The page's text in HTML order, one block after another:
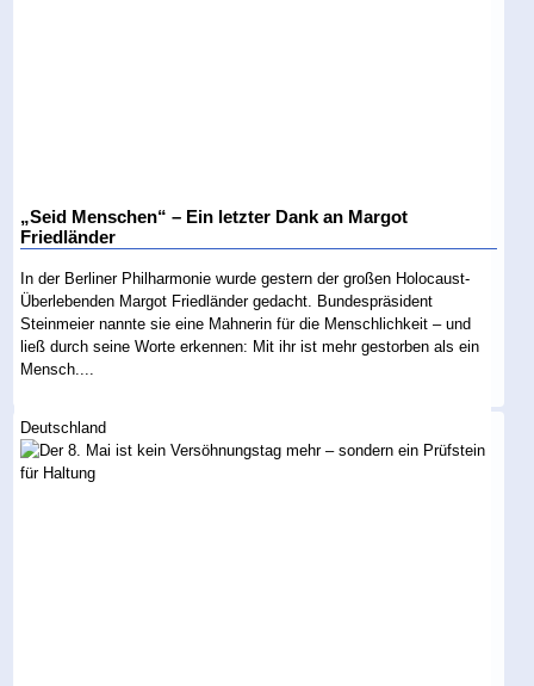
„Seid Menschen“ – Ein letzter Dank an Margot
Friedländer
In der Berliner Philharmonie wurde gestern der großen Holocaust-
Überlebenden Margot Friedländer gedacht. Bundespräsident
Steinmeier nannte sie eine Mahnerin für die Menschlichkeit – und
ließ durch seine Worte erkennen: Mit ihr ist mehr gestorben als ein
Mensch....
Deutschland